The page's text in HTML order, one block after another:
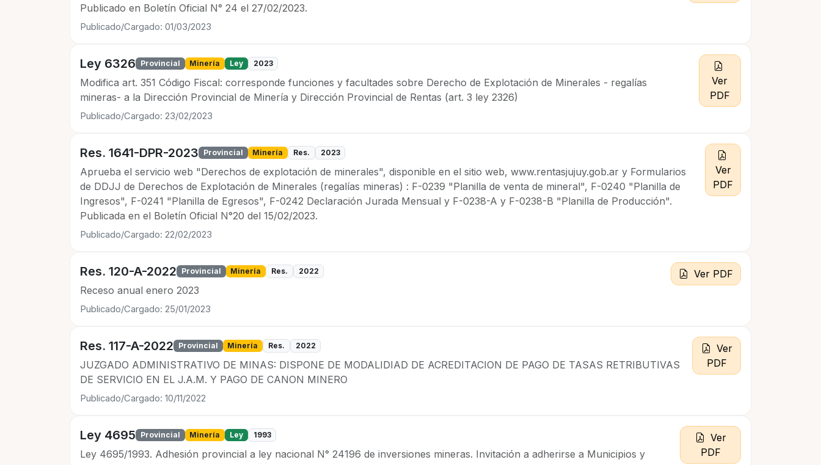
Publicado en Boletín Oficial N° 24 el 27/02/2023.
Publicado/Cargado: 01/03/2023
Ley 6326 Provincial Minería Ley 2023
Modifica art. 351 Código Fiscal: corresponde funciones y facultades sobre Derecho de Explotación de Minerales - regalías
mineras- a la Dirección Provincial de Minería y Dirección Provincial de Rentas (art. 3 ley 2326)
Publicado/Cargado: 23/02/2023
Ver
PDF
Res. 1641-DPR-2023 Provincial Minería Res. 2023
Aprueba el servicio web "Derechos de explotación de minerales", disponible en el sitio web, www.rentasjujuy.gob.ar y Formularios
de DDJJ de Derechos de Explotación de Minerales (regalías mineras) : F-0239 "Planilla de venta de mineral", F-0240 "Planilla de
Ingresos", F-0241 "Planilla de Egresos", F-0242 Declaración Jurada Mensual y F-0238-A y F-0238-B "Planilla de Producción".
Publicada en el Boletín Oficial N°20 del 15/02/2023.
Publicado/Cargado: 22/02/2023
Ver
PDF
Res. 120-A-2022 Provincial Minería Res. 2022
Receso anual enero 2023
Publicado/Cargado: 25/01/2023
Ver PDF
Res. 117-A-2022 Provincial Minería Res. 2022
JUZGADO ADMINISTRATIVO DE MINAS: DISPONE DE MODALIDIAD DE ACREDITACION DE PAGO DE TASAS RETRIBUTIVAS
DE SERVICIO EN EL J.A.M. Y PAGO DE CANON MINERO
Publicado/Cargado: 10/11/2022
Ver
PDF
Ley 4695 Provincial Minería Ley 1993
Ley 4695/1993. Adhesión provincial a ley nacional N° 24196 de inversiones mineras. Invitación a adherirse a Municipios y
Ver
PDF